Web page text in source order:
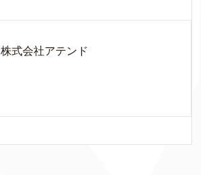
株式会社アテンド